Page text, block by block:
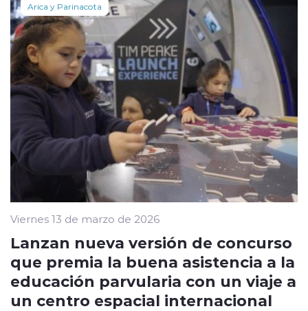
Arica y Parinacota
Viernes 13 de marzo de 2026
Lanzan nueva versión de concurso
que premia la buena asistencia a la
educación parvularia con un viaje a
un centro espacial internacional